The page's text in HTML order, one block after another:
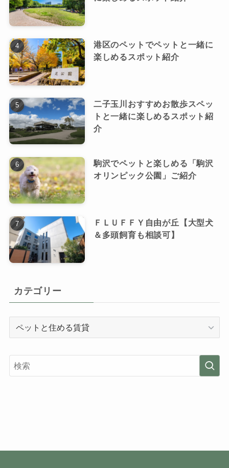
港区のペットでペットと一緒に
楽しめるスポット紹介
二子玉川おすすめお散歩スペッ
トと一緒に楽しめるスポット紹
介
駒沢でペットと楽しめる「駒沢
オリンピック公園」ご紹介
ＦＬＵＦＦＹ自由が丘【大型犬
＆多頭飼育も相談可】
カテゴリー
リ
ー